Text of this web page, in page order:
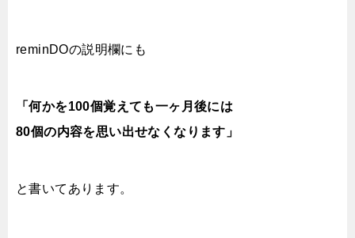
reminDOの説明欄にも
「何かを100個覚えても一ヶ月後には
80個の内容を思い出せなくなります」
と書いてあります。